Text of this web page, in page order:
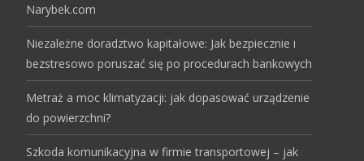
Narybek.com
Niezależne doradztwo kapitałowe: Jak bezpiecznie i
bezstresowo poruszać się po procedurach bankowych
Metraż a moc klimatyzacji: jak dopasować urządzenie
do powierzchni?
Szkoda komunikacyjna w firmie transportowej – jak